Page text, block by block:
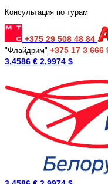
Консультация по турам
+375 29 508 48 84
"Флайдрим" +375 17 3 666
3,4586 € 2,9974 $